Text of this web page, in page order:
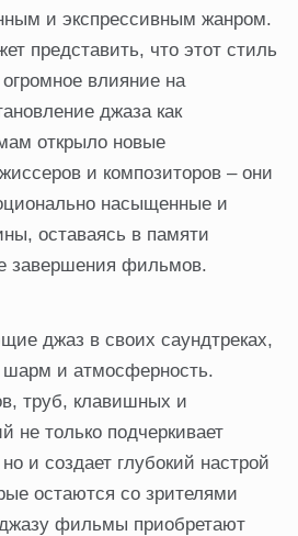
и экспрессивным жанром.
представить, что этот стиль
влияние на
джаза как
открыло новые
и композиторов – они
насыщенные и
оставаясь в памяти
завершения фильмов.
джаз в своих саундтреках,
и атмосферность.
труб, клавишных и
не только подчеркивает
и создает глубокий настрой
остаются со зрителями
фильмы приобретают